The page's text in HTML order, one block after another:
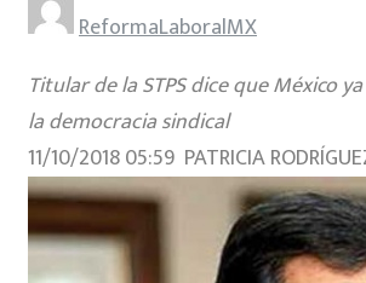
ReformaLaboralMX
Titular de la STPS dice que México
la democracia sindical
11/10/2018 05:59 PATRICIA